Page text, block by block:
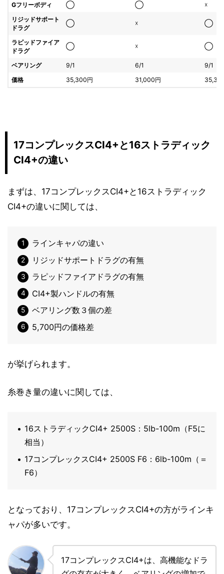
Gフリーボディ
◯ ◯
☓
リジッドサポート
ドラグ
◯ ☓ ◯
ラピッドファイア
ドラグ
◯ ☓ ◯
ベアリング 9/1 6/1
9/1
価格
35,300円 31,000円
17コンプレックスCI4+と16ストラディック
CI4+の違い
まずは、17コンプレックスCI4+と16ストラディック
CI4+の違いに関しては、
ラインキャパの違い
リジッドサポートドラグの有無
ラピッドファイアドラグの有無
CI4+製ハンドルの有無
ベアリング数３個の差
5,700円の価格差
が挙げられます。
糸巻き量の違いに関しては、
16ストラディックCI4+ 2500S：5lb-100m（F5に
相当）
17コンプレックスCI4+ 2500S F6：6lb-100m（＝
F6）
となっており、17コンプレックスCI4+の方がラインキ
ャパが多いです。
17コンプレックスCI4+は、高機能なドラ